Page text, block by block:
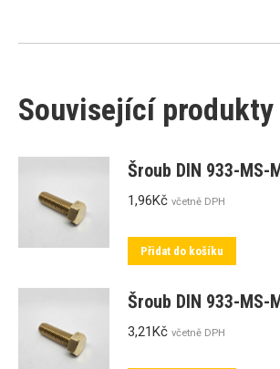
Související produkty
Šroub DIN 933-MS-
1,96Kč včetně DPH
Přidat do košíku
Šroub DIN 933-MS-
3,21Kč včetně DPH